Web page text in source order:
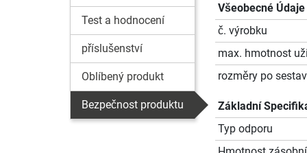
Test a hodnocení
příslušenství
Oblíbený produkt
Bezpečnost produktu
Všeobecné Údaje
č. výrobku
max. hmotnost
rozměry po
Základní
Typ odporu